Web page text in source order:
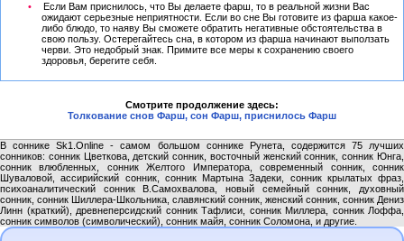
Если Вам приснилось, что Вы делаете фарш, то в реальной жизни Вас
ожидают серьезные неприятности. Если во сне Вы готовите из фарша какое-
либо блюдо, то наяву Вы сможете обратить негативные обстоятельства в
свою пользу. Остерегайтесь сна, в котором из фарша начинают выползать
черви. Это недобрый знак. Примите все меры к сохранению своего
здоровья, берегите себя.
Смотрите продолжение здесь:
Толкование снов Фарш, сон Фарш, приснилось Фарш
В соннике Sk1.Online - самом большом соннике Рунета, содержится 75 лучших
сонников: сонник Цветкова, детский сонник, восточный женский сонник, сонник Юнга,
сонник влюбленных, сонник Желтого Императора, современный сонник, сонник
Шуваловой, ассирийский сонник, сонник Мартына Задеки, сонник крылатых фраз,
психоаналитический сонник В.Самохвалова, новый семейный сонник, духовный
сонник, сонник Шиллера-Школьника, славянский сонник, женский сонник, сонник Дениз
Линн (краткий), древнеперсидский сонник Тафлиси, сонник Миллера, сонник Лоффа,
сонник символов (символический), сонник майя, сонник Соломона, и другие.